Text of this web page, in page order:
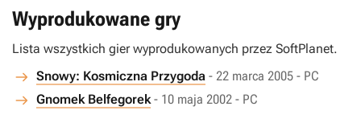
Wyprodukowane gry
Lista wszystkich gier wyprodukowanych przez SoftPlanet.
Snowy: Kosmiczna Przygoda - 22 marca 2005 - PC
Gnomek Belfegorek - 10 maja 2002 - PC